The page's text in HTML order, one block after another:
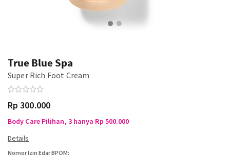
True Blue Spa
Super Rich Foot Cream
Rp 300.000
Body Care Pilihan, 3 hanya Rp 500.000
Nomor Izin Edar BPOM: